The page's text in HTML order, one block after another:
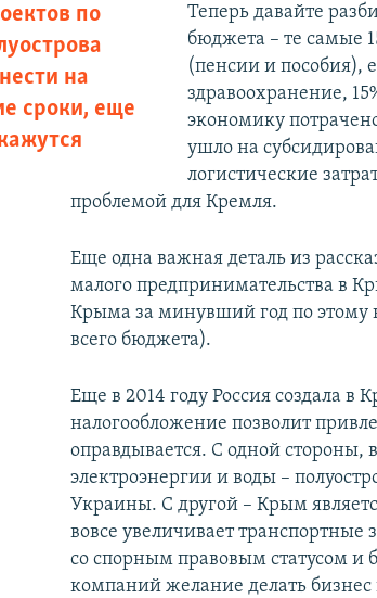
по
на
сроки, еще
Теперь давайте
бюджета – те самые
(пенсии и пособия),
здравоохранение,
экономику
ушло на
логистические
проблемой для Кремля.
Еще одна важная деталь из
малого предпринимательства в
Крыма за минувший год по этому
всего бюджета).
Еще в 2014 году Россия создала в
налогообложение позволит
оправдывается. С одной стороны,
электроэнергии и воды –
Украины. С другой – Крым
вовсе увеличивает транспортные
со спорным правовым статусом и
компаний желание делать